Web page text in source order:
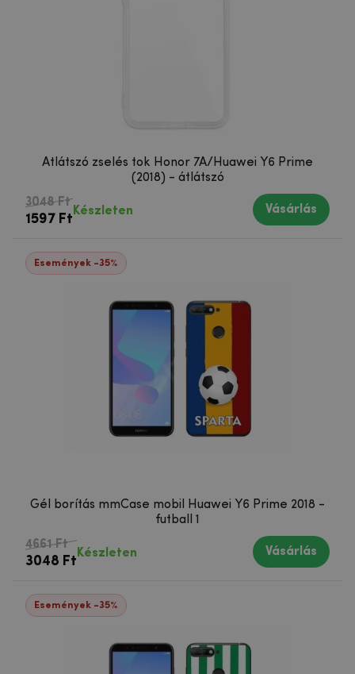
Átlátszó zselés tok Honor 7A/Huawei Y6 Prime
(2018) - átlátszó
3048 Ft
1597 Ft
Készleten Vásárlás
Események -35%
Gél borítás mmCase mobil Huawei Y6 Prime 2018 -
futball 1
4661 Ft
3048 Ft
Készleten Vásárlás
Események -35%